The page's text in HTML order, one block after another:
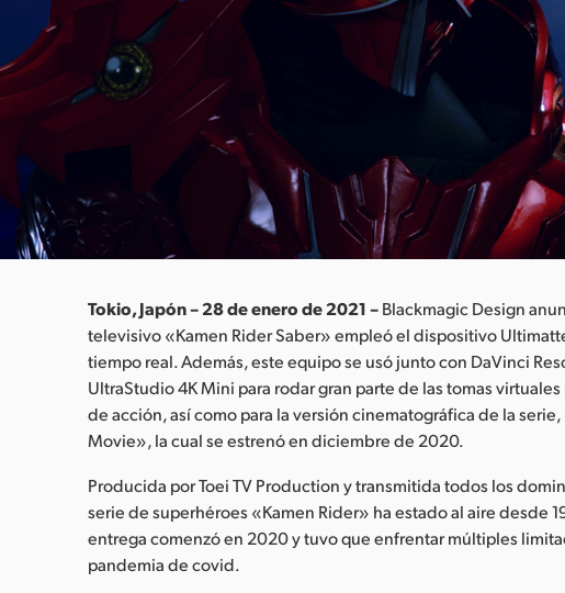
Tokio, Japón – 28 de enero de 2021 –Blackmagic Design
televisivo «Kamen Rider Saber» empleó el dispositivo
tiempo real. Además, este equipo se usó junto con DaVinci
UltraStudio 4K Mini para rodar gran parte de las tomas
de acción, así como para la versión cinematográfica de la serie,
Movie», la cual se estrenó en diciembre de 2020.
Producida por Toei TV Production y transmitida todos los
serie de superhéroes «Kamen Rider» ha estado al aire desde
entrega comenzó en 2020 y tuvo que enfrentar múltiples
pandemia de covid.